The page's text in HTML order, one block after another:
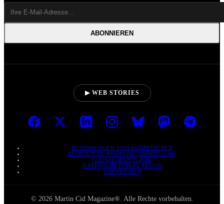
ABONNIEREN
▶ WEB STORIES
BEDINGUNGEN UND KONDITIONEN
RECHTLICHE HINWEISE (IMPRESSUM)
COOKIE-RICHTLINIE
DATENSCHUTZERKLÄRUNG
COPYRIGHTS
© 2026 Martin Cid Magazine®. Alle Rechte vorbehalten.